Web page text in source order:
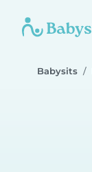
Babysits